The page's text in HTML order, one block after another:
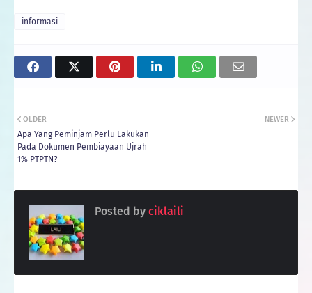
informasi
NEWER
OLDER
Apa Yang Peminjam Perlu Lakukan
Pada Dokumen Pembiayaan Ujrah
1% PTPTN?
Posted by ciklaili